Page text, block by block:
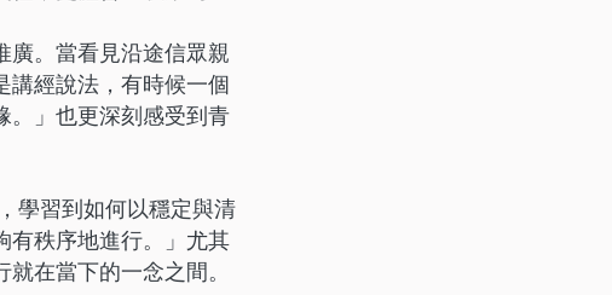
廣。當看見沿途信眾親
講經說法，有時候一個
。」也更深刻感受到青
學習到如何以穩定與清
有秩序地進行。」尤其
在當下的一念之間。